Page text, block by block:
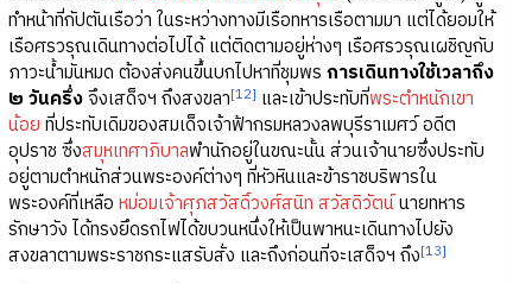
ทำหน้าที่กัปตันเรือว่า ในระหว่างทางมีเรือทหารเรือตามมา แต่ได้ยอมให้
เรือศรวรุณเดินทางต่อไปได้ แต่ติดตามอยู่ห่างๆ เรือศรวรุณเผชิญกับ
ภาวะน้ำมันหมด ต้องส่งคนขึ้นบกไปหาที่ชุมพร การเดินทางใช้เวลาถึง
๒ วันครึ่งจึงเสด็จฯ ถึงสงขลา[12] และเข้าประทับที่พระตำหนักเขา
น้อย ที่ประทับเดิมของสมเด็จเจ้าฟ้ากรมหลวงลพบุรีราเมศว์ อดีต
อุปราช ซึ่งสมุหเทศาภิบาลพำนักอยู่ในขณะนั้น ส่วนเจ้านายซึ่งประทับ
อยู่ตามตำหนักส่วนพระองค์ต่างๆ ที่หัวหินและข้าราชบริพารใน
พระองค์ที่เหลือ หม่อมเจ้าศุภสวัสดิ์วงศ์สนิท สวัสดิวัตน์นายทหาร
รักษาวัง ได้ทรงยึดรถไฟได้ขบวนหนึ่งให้เป็นพาหนะเดินทางไปยัง
สงขลาตามพระราชกระแสรับสั่ง และถึงก่อนที่จะเสด็จฯ ถึง[13]